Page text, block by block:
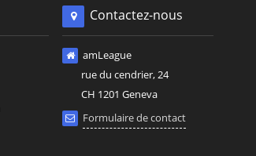
Contactez-nous
amLeague
rue du cendrier, 24
CH 1201 Geneva
Formulaire de contact